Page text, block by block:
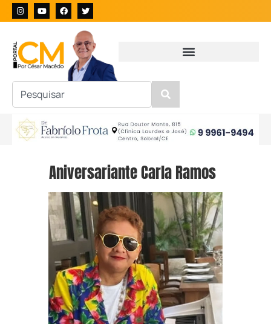
Aniversariante Carla Ramos